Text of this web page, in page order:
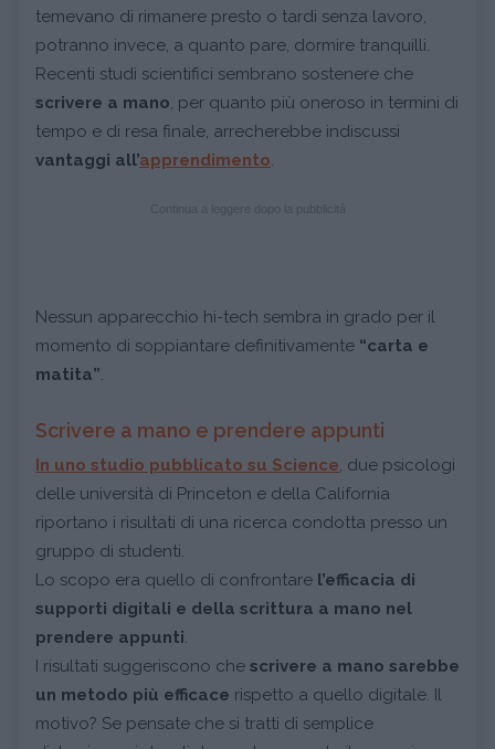
temevano di rimanere presto o tardi senza lavoro,
potranno invece, a quanto pare, dormire tranquilli.
Recenti studi scientifici sembrano sostenere che
scrivere a mano, per quanto più oneroso in termini di
tempo e di resa finale, arrecherebbe indiscussi
vantaggi all’apprendimento.
Nessun apparecchio hi-tech sembra in grado per il
momento di soppiantare definitivamente “carta e
matita”.
Scrivere a mano e prendere appunti
In uno studio pubblicato su Science, due psicologi
delle università di Princeton e della California
riportano i risultati di una ricerca condotta presso un
gruppo di studenti.
Lo scopo era quello di confrontare l’efficacia di
supporti digitali e della scrittura a mano nel
prendere appunti.
I risultati suggeriscono che scrivere a mano sarebbe
un metodo più efficace rispetto a quello digitale. Il
motivo? Se pensate che si tratti di semplice